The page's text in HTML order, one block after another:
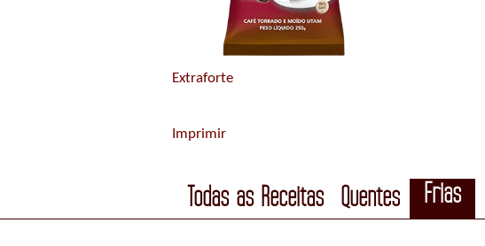
Extraforte
Imprimir
Todas as Receitas Quentes Frias